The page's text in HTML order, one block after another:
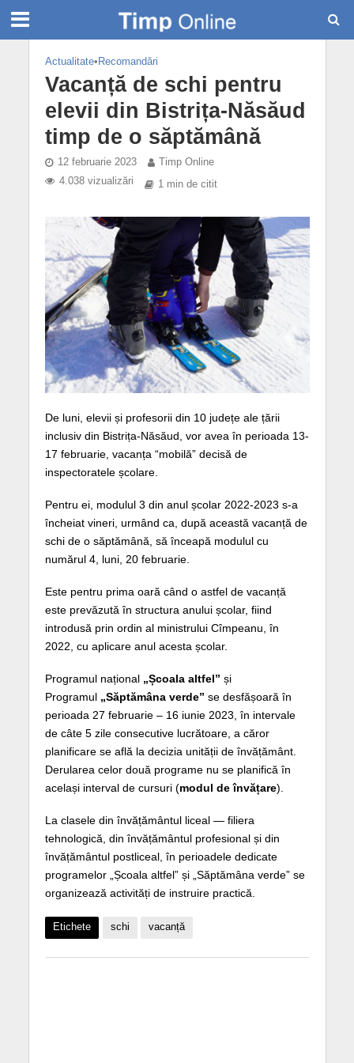
Actualitate• Recomandări
Vacanță de schi pentru
elevii din Bistrița-Năsăud
timp de o săptămână
12 februarie 2023
Timp Online
4.038 vizualizări
1 min de citit
De luni, elevii și profesorii din 10 județe ale țării
inclusiv din Bistrița-Năsăud, vor avea în perioada 13-
17 februarie, vacanța “mobilă” decisă de
inspectoratele școlare.
Pentru ei, modulul 3 din anul școlar 2022-2023 s-a
încheiat vineri, urmând ca, după această vacanță de
schi de o săptămână, să înceapă modulul cu
numărul 4, luni, 20 februarie.
Este pentru prima oară când o astfel de vacanță
este prevăzută în structura anului școlar, fiind
introdusă prin ordin al ministrului Cîmpeanu, în
2022, cu aplicare anul acesta școlar.
Programul național „Școala altfel” și
Programul „Săptămâna verde” se desfășoară în
perioada 27 februarie – 16 iunie 2023, în intervale
de câte 5 zile consecutive lucrătoare, a căror
planificare se află la decizia unității de învățământ.
Derularea celor două programe nu se planifică în
același interval de cursuri (modul de învățare).
La clasele din învățământul liceal — filiera
tehnologică, din învățământul profesional și din
învățământul postliceal, în perioadele dedicate
programelor „Școala altfel” și „Săptămâna verde” se
organizează activități de instruire practică.
Etichete schi vacanță